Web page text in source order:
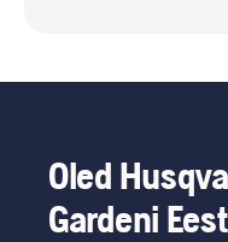
Oled
Gardeni